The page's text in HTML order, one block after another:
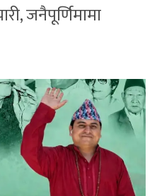
जनैपूर्णिमामा